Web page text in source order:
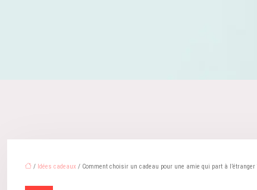
/ Idées cadeaux / Comment choisir un cadeau pour une amie qui part à l’étranger